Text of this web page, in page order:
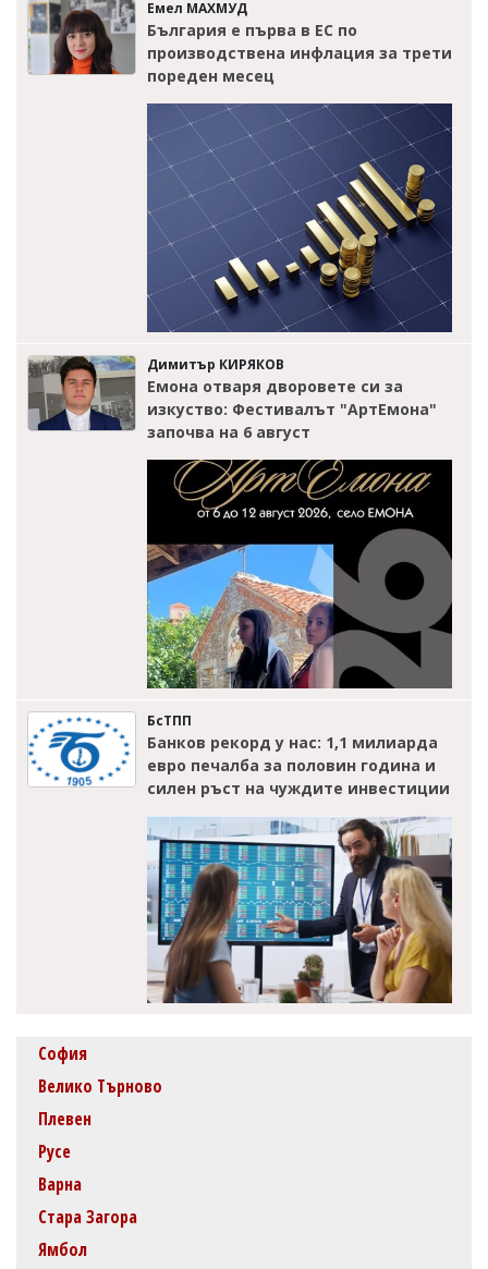
Емел МАХМУД
България е първа в ЕС по
производствена инфлация за трети
пореден месец
Димитър КИРЯКОВ
Емона отваря дворовете си за
изкуство: Фестивалът "АртЕмона"
започва на 6 август
БсТПП
Банков рекорд у нас: 1,1 милиарда
евро печалба за половин година и
силен ръст на чуждите инвестиции
София
Велико Търново
Плевен
Русе
Варна
Стара Загора
Ямбол